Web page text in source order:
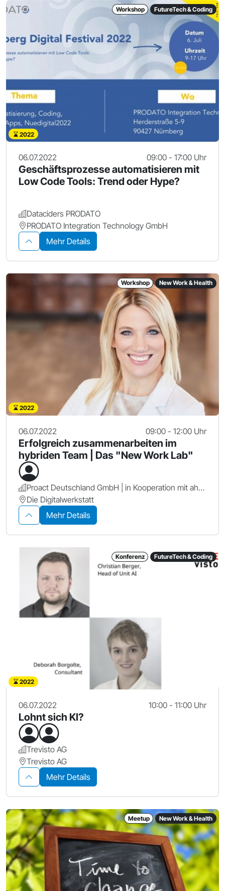
Workshop FutureTech & Coding
2022
06.07.2022 09:00 - 17:00 Uhr
Geschäftsprozesse automatisieren mit
Low Code Tools: Trend oder Hype?
Dataciders PRODATO
PRODATO Integration Technology GmbH
Mehr Details
Workshop New Work & Health
2022
06.07.2022 09:00 - 12:00 Uhr
Erfolgreich zusammenarbeiten im
hybriden Team | Das "New Work Lab"
Proact Deutschland GmbH | in Kooperation mit ahd GmbH & Co. KG
Die Digitalwerkstatt
Mehr Details
Konferenz FutureTech & Coding
2022
06.07.2022 10:00 - 11:00 Uhr
Lohnt sich KI?
Trevisto AG
Trevisto AG
Mehr Details
Meetup New Work & Health